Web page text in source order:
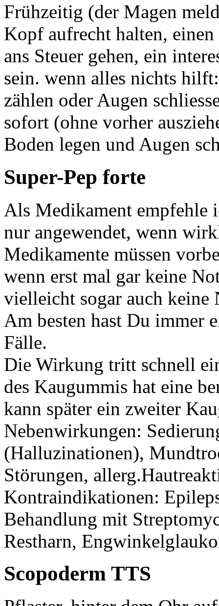
Frühzeitig (der Magen
Kopf aufrecht halten,
ans Steuer gehen, ein
sein. wenn alles nichts
zählen oder Augen
sofort (ohne vorher
Boden legen und Augen
Super-Pep forte
Als Medikament empfehle
nur angewendet, wenn
Medikamente müssen
wenn erst mal gar keine
vielleicht sogar auch keine
Am besten hast Du immer
Fälle.
Die Wirkung tritt schnell
des Kaugummis hat eine
kann später ein zweiter
Nebenwirkungen:
(Halluzinationen),
Störungen,
Kontraindikationen:
Behandlung mit
Restharn,
Scopoderm TTS